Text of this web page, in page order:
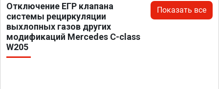
Отключение ЕГР клапана
системы рециркуляции
выхлопных газов других
модификаций Mercedes C-class
W205
Показать все